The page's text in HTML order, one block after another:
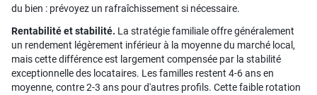
du bien : prévoyez un rafraîchissement si nécessaire.
Rentabilité et stabilité. La stratégie familiale offre généralement
un rendement légèrement inférieur à la moyenne du marché local,
mais cette différence est largement compensée par la stabilité
exceptionnelle des locataires. Les familles restent 4-6 ans en
moyenne, contre 2-3 ans pour d'autres profils. Cette faible rotation